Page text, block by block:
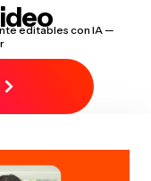
editables con IA —